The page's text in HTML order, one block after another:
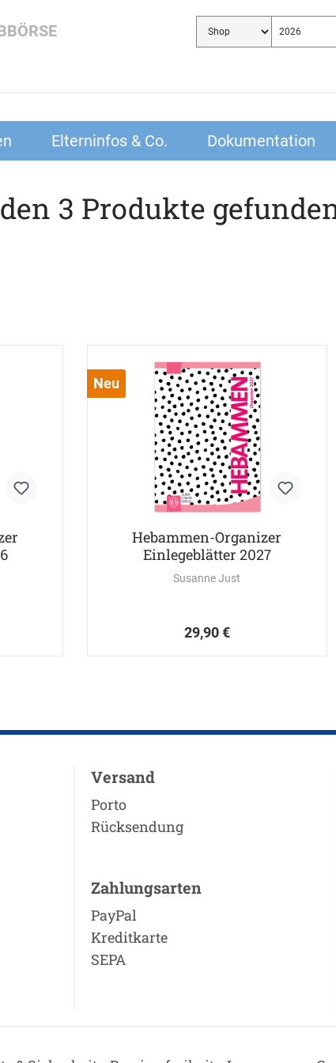
Elterninfos & Co. Dokumentation
3 Produkte
Neu
Hebammen-Organizer
Einlegeblätter 2027
Susanne Just
29,90 €
Versand
Porto
Rücksendung
Zahlungsarten
PayPal
Kreditkarte
SEPA